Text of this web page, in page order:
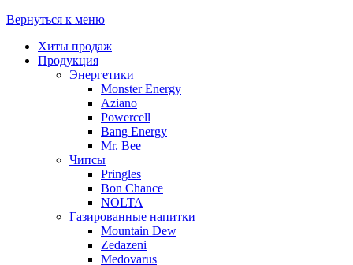
Вернуться к меню
Хиты продаж
Продукция
Энергетики
Monster Energy
Aziano
Powercell
Bang Energy
Mr. Bee
Чипсы
Pringles
Bon Chance
NOLTA
Газированные напитки
Mountain Dew
Zedazeni
Medovarus